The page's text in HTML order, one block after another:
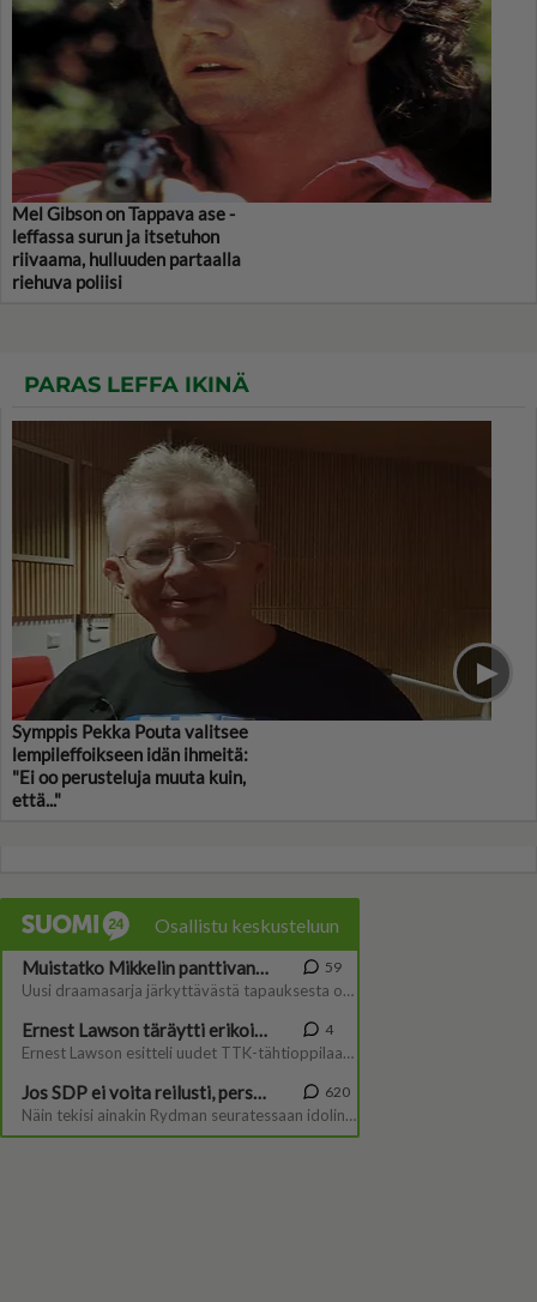
Mel Gibson on Tappava ase -
leffassa surun ja itsetuhon
riivaama, hulluuden partaalla
riehuva poliisi
PARAS LEFFA IKINÄ
Symppis Pekka Pouta valitsee
lempileffoikseen idän ihmeitä:
"Ei oo perusteluja muuta kuin,
että..."